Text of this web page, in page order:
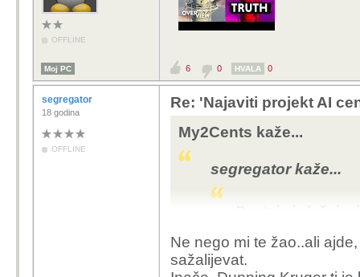
OFFLINE
Moj PC 6 0 HVALA 0
segregator
18 godina
OFFLINE
Re: 'Najaviti projekt AI
My2Cents kaže...
segregator kaže...
Postoje i
a čini mi se da
Ne nego mi te žao..ali
sažalijevat.